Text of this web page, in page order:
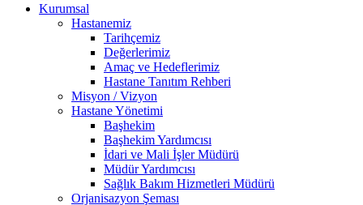
Kurumsal
Hastanemiz
Tarihçemiz
Değerlerimiz
Amaç ve Hedeflerimiz
Hastane Tanıtım Rehberi
Misyon / Vizyon
Hastane Yönetimi
Başhekim
Başhekim Yardımcısı
İdari ve Mali İşler Müdürü
Müdür Yardımcısı
Sağlık Bakım Hizmetleri Müdürü
Orjanisazyon Şeması